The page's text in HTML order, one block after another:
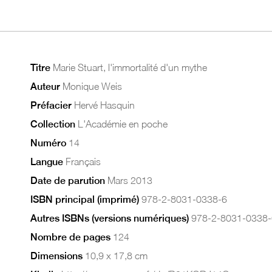
Titre Marie Stuart, l'immortalité d'un mythe
Auteur Monique Weis
Préfacier Hervé Hasquin
Collection L'Académie en poche
Numéro 14
Langue Français
Date de parution Mars 2013
ISBN principal (imprimé) 978-2-8031-0338-6
Autres ISBNs (versions numériques) 978-2-8031-
Nombre de pages 124
Dimensions 10,9 x 17,8 cm